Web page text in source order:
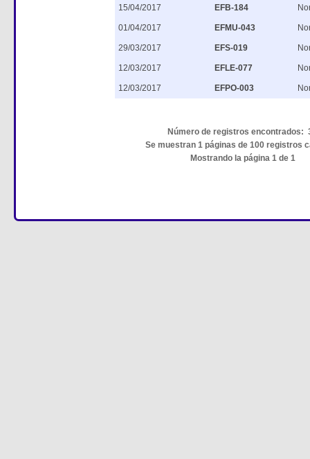
15/04/2017 EFB-184
01/04/2017 EFMU-043
29/03/2017 EFS-019
12/03/2017 EFLE-077
12/03/2017 EFPO-003
Número de registros encontrados:
Se muestran 1 páginas de 100 registros
Mostrando la página 1 de 1